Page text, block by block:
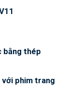
bằng thép
phim trang